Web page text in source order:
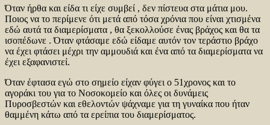
Όταν ήρθα και είδα τι είχε συμβεί , δεν πίστευα στα μάτια μου.
Ποιος να το περίμενε ότι μετά από τόσα χρόνια που είναι χτισμένα
εδώ αυτά τα διαμερίσματα , θα ξεκολλούσε ένας βράχος και θα τα
ισοπέδωνε . Όταν φτάσαμε εδώ είδαμε αυτόν τον τεράστιο βράχο
να έχει φτάσει μέχρι την αμμουδιά και ένα από τα διαμερίσματα να
έχει εξαφανιστεί.
Όταν έφτασα εγώ στο σημείο είχαν φύγει ο 51χρονος και το
αγοράκι του για το Νοσοκομείο και όλες οι δυνάμεις
Πυροσβεστών και εθελοντών ψάχναμε για τη γυναίκα που ήταν
θαμμένη κάτω από τα ερείπια του διαμερίσματος.